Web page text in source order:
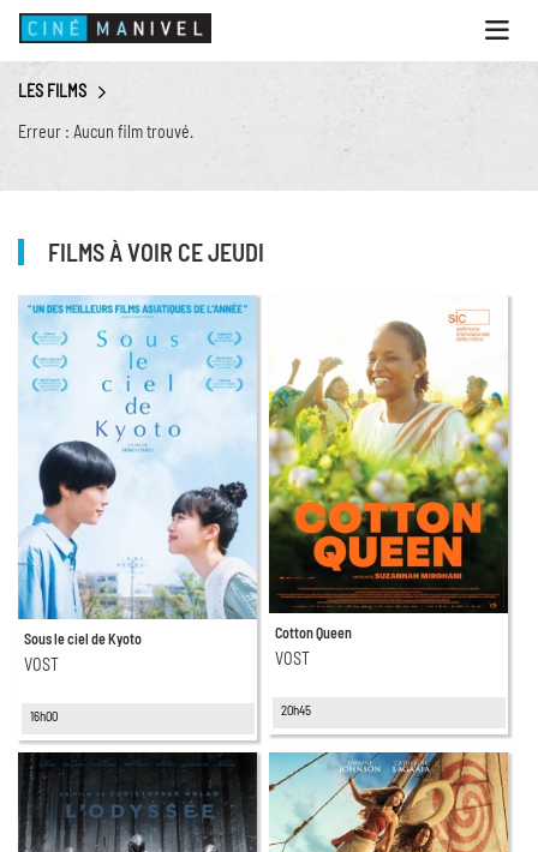
le
menu
ACCUEIL
PROGRAMME
ANIMATIONS
CINÉ CAFÉ | RESTAURANT
INFOS PRATIQUES
LES FILMS
Erreur : Aucun film trouvé.
FILMS À VOIR CE JEUDI
Sous le ciel de Kyoto
VOST
16h00
Cotton Queen
VOST
20h45